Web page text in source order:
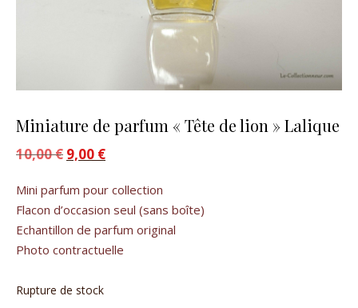
Miniature de parfum « Tête de lion » Lalique
10,00€ Le prix initial était : 10,00 €.
9,00 €Le prix actuel est : 9,00 €.
Mini parfum pour collection
Flacon d’occasion seul (sans boîte)
Echantillon de parfum original
Photo contractuelle
Rupture de stock